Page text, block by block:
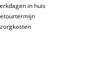
in huis